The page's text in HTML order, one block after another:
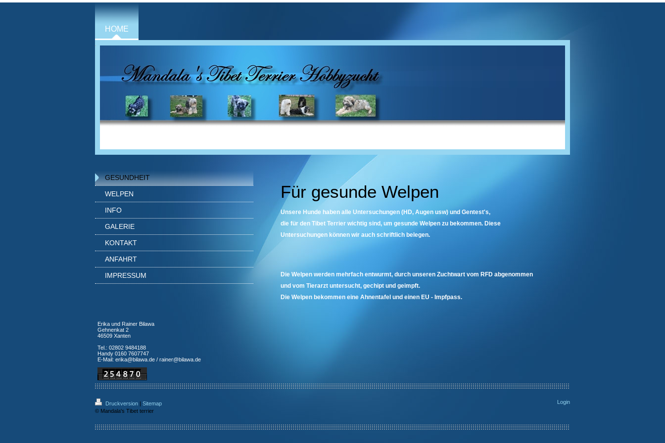
HOME
Für gesunde Welpen
Unsere Hunde haben alle Untersuchungen (HD, Augen usw) und Gentest's,
die für den Tibet Terrier wichtig sind, um gesunde Welpen zu bekommen. Diese
Untersuchungen können wir auch schriftlich belegen.
Die Welpen werden mehrfach entwurmt, durch unseren Zuchtwart vom RFD abgenommen
und vom Tierarzt untersucht, gechipt und geimpft.
Die Welpen bekommen eine Ahnentafel und einen EU - Impfpass.
GESUNDHEIT
WELPEN
INFO
GALERIE
KONTAKT
ANFAHRT
IMPRESSUM
Erika und Rainer Bilawa
Gehnenkat 2
46509 Xanten
Tel.: 02802 9484188
Handy 0160 7607747
E-Mail: erika@bilawa.de / rainer@bilawa.de
Druckversion | Sitemap
© Mandala's Tibet terrier
Login